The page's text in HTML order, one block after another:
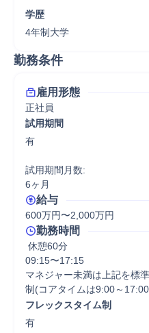
学歴
4年制大学
勤務条件
雇用形態
正社員
試用期間
有
試用期間月数:
6ヶ月
給与
600万円〜2,000万円
勤務時間
休憩60分
09:15〜17:15
マネジャー未満は上記を標
制(コアタイムは9:00～17:00
フレックスタイム制
有